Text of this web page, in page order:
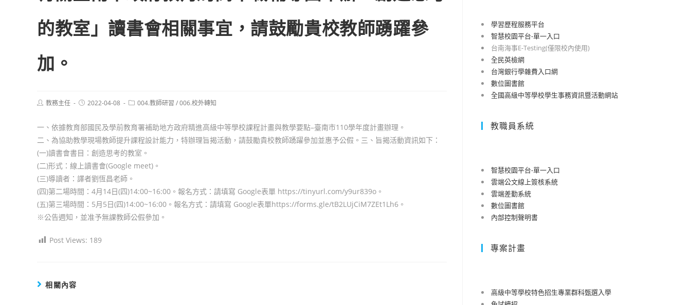
的教室」讀書會相關事宜，請鼓勵貴校教師踴躍參
加。
Post教務主任
Post2022-04-08
Post004.教師研習 /006.校外轉知
一、依據教育部國民及學前教育署補助地方政府精進高級中等學校課程計畫與教學要點–臺南市110學年度計畫辦理。
二、為協助教學現場教師提升課程設計能力，特辦理旨揭活動，請鼓勵貴校教師踴躍參加並惠予公假。三、旨揭活動資訊如下：
(一)讀書會書目：創造思考的教室。
(二)形式：線上讀書會(Google meet)。
(三)導讀者：譯者劉恆昌老師。
(四)第二場時間：4月14日(四)14:00~16:00。報名方式：請填寫 Google表單 https://tinyurl.com/y9ur839o。
(五)第三場時間：5月5日(四)14:00~16:00。報名方式：請填寫 Google表單https://forms.gle/tB2LUjCiM7ZEt1Lh6。
※公告週知，並准予無課教師公假參加。
Post Views: 189
相關內容
學習歷程服務平台
智慧校園平台-單一入口
台南海事E-Testing(僅限校內使用)
全民英檢網
台灣銀行學雜費入口網
數位圖書館
全國高級中等學校學生事務資訊暨活動網站
教職員系統
智慧校園平台-單一入口
雲端公文線上簽核系統
雲端差勤系統
數位圖書館
內部控制聲明書
專案計畫
高級中等學校特色招生專業群科甄選入學